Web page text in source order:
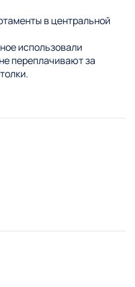
в центральной
использовали
переплачивают за
блок и
по цене